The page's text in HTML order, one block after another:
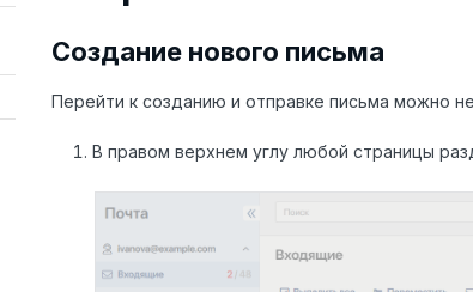
Создание нового письма
Перейти к созданию и отправке письма можно
В правом верхнем углу любой страницы